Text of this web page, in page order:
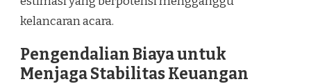
kelancaran acara.
Pengendalian Biaya untuk
Menjaga Stabilitas Keuangan